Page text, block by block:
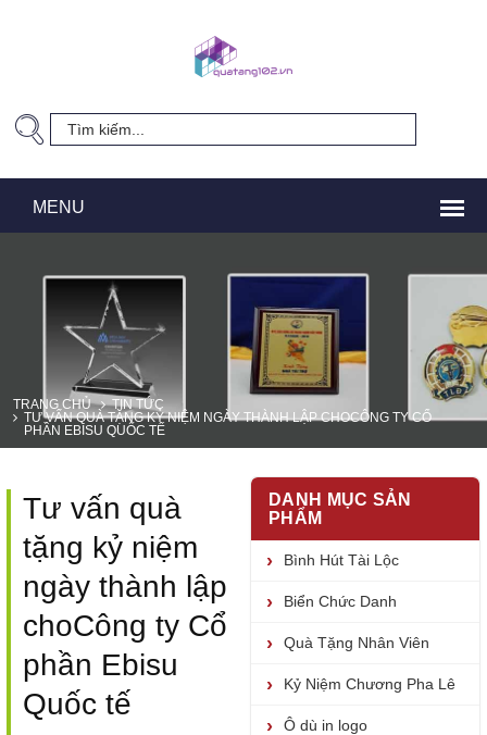
TRANG CHỦ
TIN TỨC
TƯ VẤN QUÀ TẶNG KỶ NIỆM NGÀY THÀNH LẬP CHOCÔNG TY CỔ
PHẦN EBISU QUỐC TẾ
Tư vấn quà
tặng kỷ niệm
ngày thành lập
choCông ty Cổ
phần Ebisu
Quốc tế
DANH MỤC SẢN
PHẨM
Bình Hút Tài Lộc
Biển Chức Danh
Quà Tặng Nhân Viên
Kỷ Niệm Chương Pha Lê
Ô dù in logo